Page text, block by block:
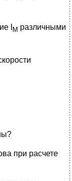
I М различными
при расчете